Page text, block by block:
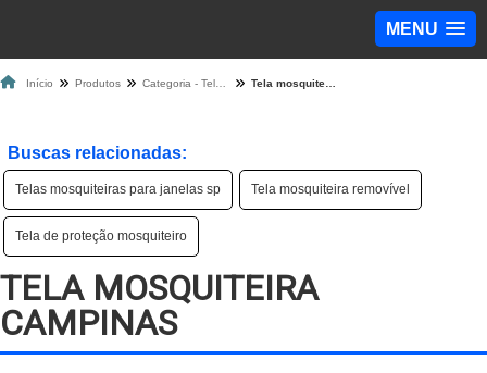
MENU
Início Produtos
Buscas relacionadas:
Telas mosquiteiras para janelas sp Tela mosquiteira removível
Tela de proteção mosquiteiro
TELA MOSQUITEIRA
CAMPINAS